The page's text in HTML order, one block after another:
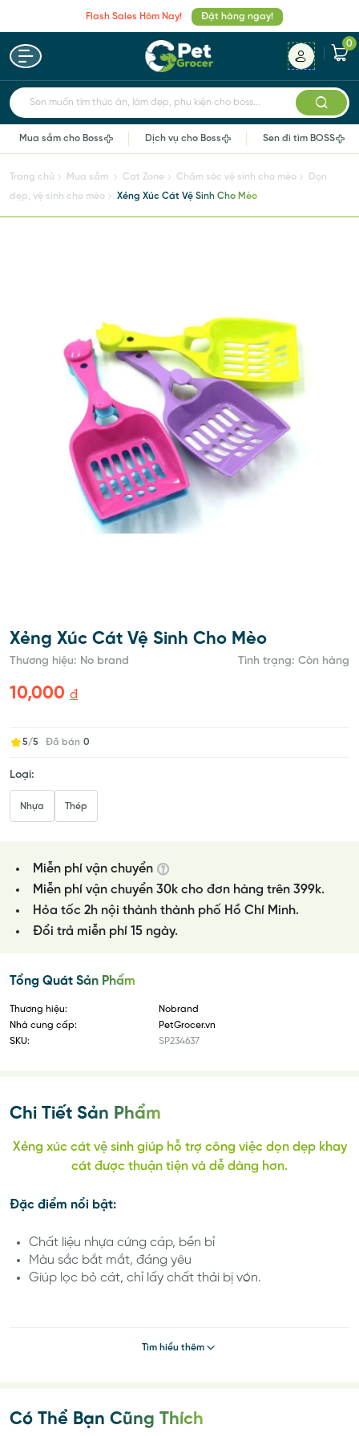
Flash Sales Hôm Nay! Đặt hàng ngay!
0
Sen muốn tìm thức ăn, làm đẹp, phụ kiện cho boss...
Mua sắm cho Boss Dịch vụ cho Boss Sen đi tìm BOSS
Trang chủ Mua sắm Cat Zone Chăm sóc vệ sinh cho mèo
Dọn
dẹp, vệ sinh cho mèo
Xẻng Xúc Cát Vệ Sinh Cho Mèo
Xẻng Xúc Cát Vệ Sinh Cho Mèo
Thương hiệu: No brand Tình trạng: Còn hàng
10,000 đ
5/5 Đã bán 0
Loại:
Nhựa Thép
Miễn phí vận chuyển
Miễn phí vận chuyển 30k cho đơn hàng trên 399k.
Hỏa tốc 2h nội thành thành phố Hồ Chí Minh.
Đổi trả miễn phí 15 ngày.
Tổng Quát Sản Phẩm
Thương hiệu:
Nobrand
Nhà cung cấp:
PetGrocer.vn
SKU:
SP234637
Chi Tiết Sản Phẩm
Xẻng xúc cát vệ sinh giúp hỗ trợ công việc dọn dẹp khay
cát được thuận tiện và dễ dàng hơn.
Đặc điểm nổi bật:
Chất liệu nhựa cứng cáp, bền bỉ
Màu sắc bắt mắt, đáng yêu
Giúp lọc bỏ cát, chỉ lấy chất thải bị vón.
chất thải giúp chuồng bé luôn được sạch sẽ
Tìm hiểu thêm
Có Thể Bạn Cũng Thích